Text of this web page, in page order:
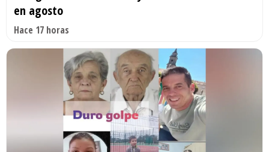
en agosto
Hace 17 horas